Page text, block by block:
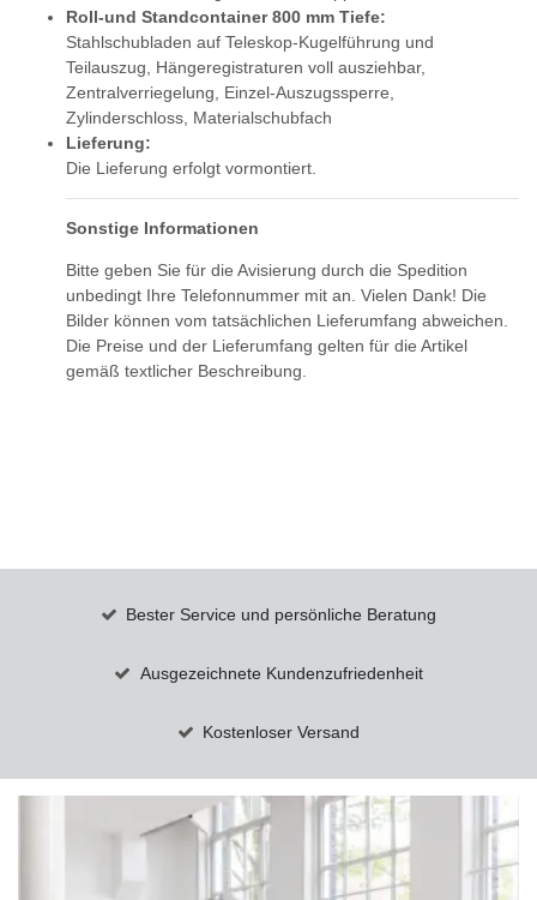
Roll-und Standcontainer 800 mm Tiefe:
Stahlschubladen auf Teleskop-Kugelführung und
Teilauszug, Hängeregistraturen voll ausziehbar,
Zentralverriegelung, Einzel-Auszugssperre,
Zylinderschloss, Materialschubfach
Lieferung:
Die Lieferung erfolgt vormontiert.
Sonstige Informationen
Bitte geben Sie für die Avisierung durch die Spedition
unbedingt Ihre Telefonnummer mit an. Vielen Dank! Die
Bilder können vom tatsächlichen Lieferumfang abweichen.
Die Preise und der Lieferumfang gelten für die Artikel
gemäß textlicher Beschreibung.
Bester Service und persönliche Beratung
Ausgezeichnete Kundenzufriedenheit
Kostenloser Versand